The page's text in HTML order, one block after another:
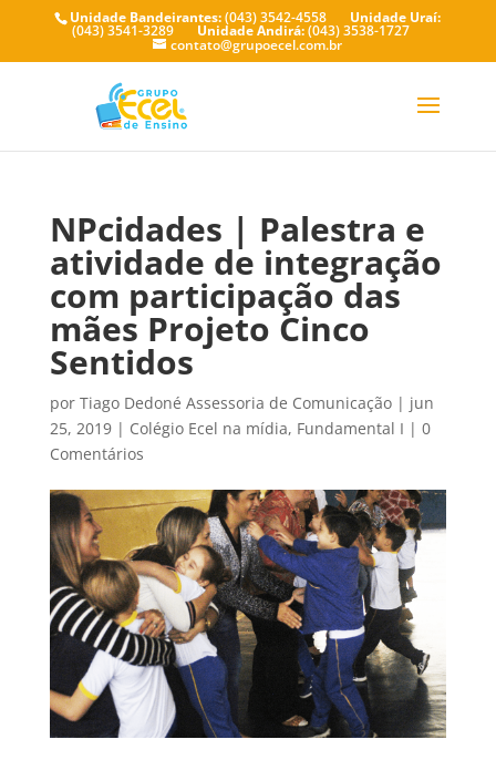
Unidade Bandeirantes:(043) 3542-4558 Unidade Uraí:
(043) 3541-3289 Unidade Andirá:(043) 3538-1727
contato@grupoecel.com.br
NPcidades | Palestra e
atividade de integração
com participação das
mães Projeto Cinco
Sentidos
por Tiago Dedoné Assessoria de Comunicação| jun
25, 2019| Colégio Ecel na mídia, Fundamental I | 0
Comentários